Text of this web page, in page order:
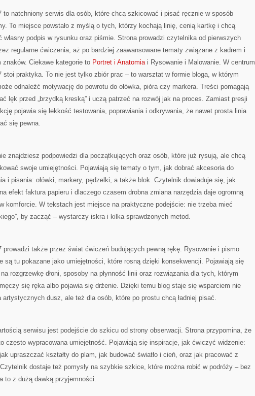
to natchniony serwis dla osób, które chcą szkicować i pisać ręcznie w sposób
To miejsce powstało z myślą o tych, którzy kochają linię, cenią kartkę i chcą
własny podpis w rysunku oraz piśmie. Strona prowadzi czytelnika od pierwszych
regularne ćwiczenia, aż po bardziej zaawansowane tematy związane z kadrem i
znaków. Ciekawe kategorie to Portret i Anatomiai Rysowanie i Malowanie. W centrum
stoi praktyka. To nie jest tylko zbiór prac – to warsztat w formie bloga, w którym
odnaleźć motywację do powrotu do ołówka, pióra czy markera. Treści pomagają
lęk przed „brzydką kreską” i uczą patrzeć na rozwój jak na proces. Zamiast presji
pojawia się lekkość testowania, poprawiania i odkrywania, że nawet prosta linia
się pewna.
znajdziesz podpowiedzi dla początkujących oraz osób, które już rysują, ale chcą
swoje umiejętności. Pojawiają się tematy o tym, jak dobrać akcesoria do
i pisania: ołówki, markery, pędzelki, a także blok. Czytelnik dowiaduje się, jak
efekt faktura papieru i dlaczego czasem drobna zmiana narzędzia daje ogromną
komforcie. W tekstach jest miejsce na praktyczne podejście: nie trzeba mieć
by zacząć – wystarczy iskra i kilka sprawdzonych metod.
prowadzi także przez świat ćwiczeń budujących pewną rękę. Rysowanie i pismo
są tu pokazane jako umiejętności, które rosną dzięki konsekwencji. Pojawiają się
rozgrzewkę dłoni, sposoby na płynność linii oraz rozwiązania dla tych, którym
się ręka albo pojawia się drżenie. Dzięki temu blog staje się wsparciem nie
artystycznych dusz, ale też dla osób, które po prostu chcą ładniej pisać.
serwisu jest podejście do szkicu od strony obserwacji. Strona przypomina, że
często wypracowana umiejętność. Pojawiają się inspiracje, jak ćwiczyć widzenie:
upraszczać kształty do plam, jak budować światło i cień, oraz jak pracować z
dostaje też pomysły na szybkie szkice, które można robić w podróży – bez
to z dużą dawką przyjemności.